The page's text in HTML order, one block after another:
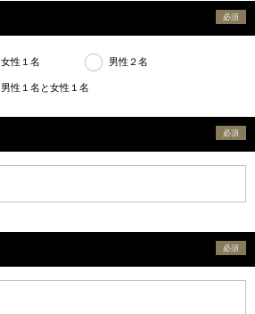
必須
女性１名 男性２名
男性１名と女性１名
必須
必須